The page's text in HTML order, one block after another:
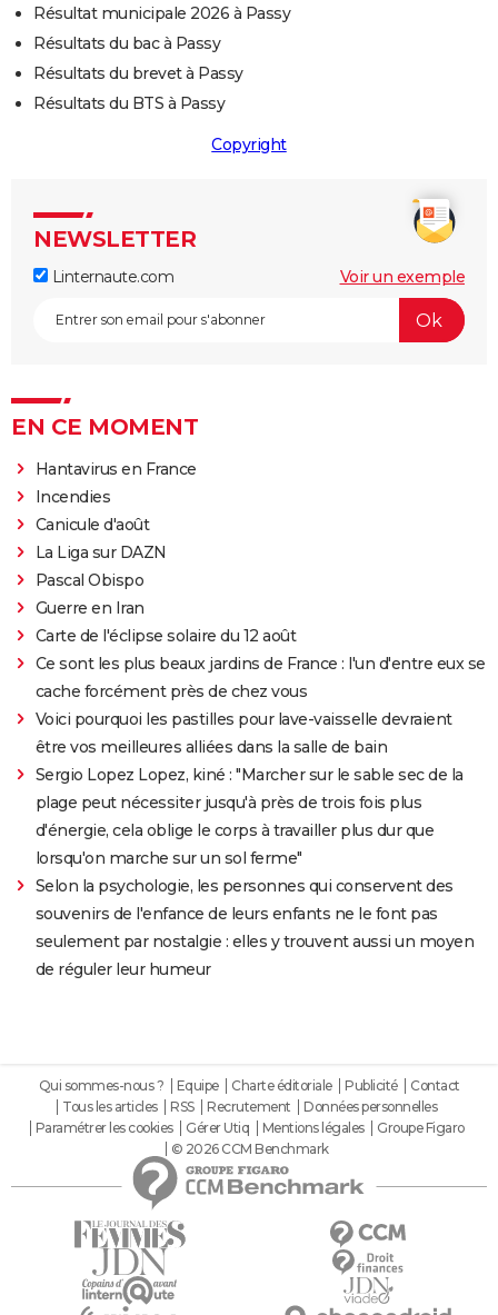
Résultat municipale 2026 à Passy
Résultats du bac à Passy
Résultats du brevet à Passy
Résultats du BTS à Passy
Copyright
NEWSLETTER
Linternaute.com Voir un exemple
EN CE MOMENT
Hantavirus en France
Incendies
Canicule d'août
La Liga sur DAZN
Pascal Obispo
Guerre en Iran
Carte de l'éclipse solaire du 12 août
Ce sont les plus beaux jardins de France : l'un d'entre eux se
cache forcément près de chez vous
Voici pourquoi les pastilles pour lave-vaisselle devraient
être vos meilleures alliées dans la salle de bain
Sergio Lopez Lopez, kiné : "Marcher sur le sable sec de la
plage peut nécessiter jusqu'à près de trois fois plus
d'énergie, cela oblige le corps à travailler plus dur que
lorsqu'on marche sur un sol ferme"
Selon la psychologie, les personnes qui conservent des
souvenirs de l'enfance de leurs enfants ne le font pas
seulement par nostalgie : elles y trouvent aussi un moyen
de réguler leur humeur
Qui sommes-nous ? Equipe Charte éditoriale Publicité
Contact
Tous les articles
RSS Recrutement
Données personnelles
Paramétrer les cookies
Gérer Utiq Mentions légales
Groupe Figaro
© 2026 CCM Benchmark